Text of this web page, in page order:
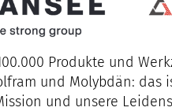
100.000 Produkte und
und Molybdän: das
und unsere